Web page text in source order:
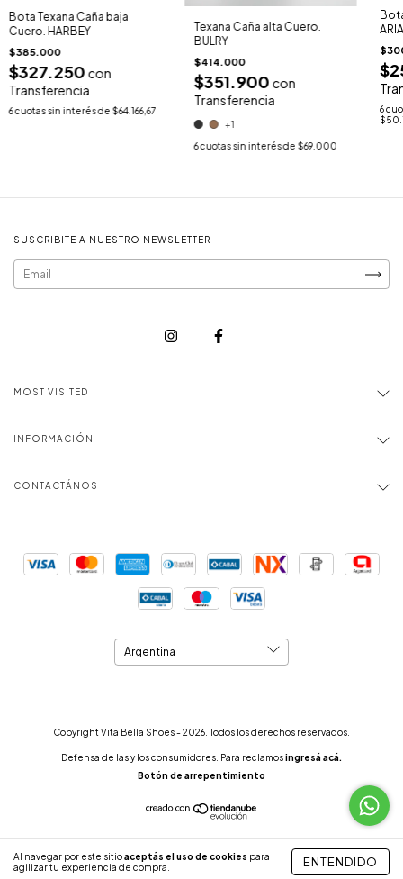
Al navegar por este sitioaceptás el uso de cookies para
agilizar tu experiencia de compra.
ENTENDIDO
Bota Texana Caña baja
Cuero. HARBEY
$385.000
$327.250 con
Transferencia
6cuotas sin interés de $64.166,67
Texana Caña alta Cuero.
BULRY
$414.000
$351.900 con
Transferencia
+1
6cuotas sin interés de $69.000
6
SUSCRIBITE A NUESTRO NEWSLETTER
MOST VISITED
INFORMACIÓN
CONTACTÁNOS
Copyright Vita Bella Shoes - 2026. Todos los derechos reservados.
Defensa de las y los consumidores. Para reclamosingresá acá.
Botón de arrepentimiento